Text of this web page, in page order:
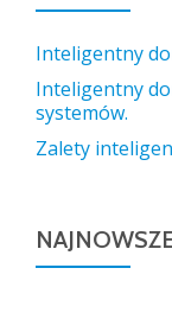
Inteligentny
Inteligentny
systemów.
Zalety